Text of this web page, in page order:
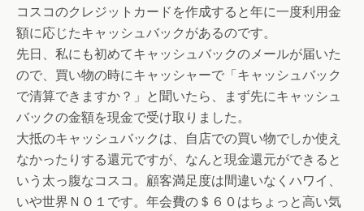
コスコのクレジットカードを作成すると年に一度利用金
額に応じたキャッシュバックがあるのです。
先日、私にも初めてキャッシュバックのメールが届いた
ので、買い物の時にキャッシャーで「キャッシュバック
で清算できますか？」と聞いたら、まず先にキャッシュ
バックの金額を現金で受け取りました。
大抵のキャッシュバックは、自店での買い物でしか使え
なかったりする還元ですが、なんと現金還元ができると
いう太っ腹なコスコ。顧客満足度は間違いなくハワイ、
いや世界ＮＯ１です。年会費の＄６０はちょっと高い気